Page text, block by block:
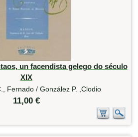
un facendista gelego do século
XIX
Fernado / González P. ,Clodio
11,00 €